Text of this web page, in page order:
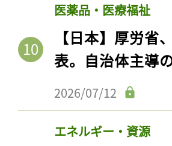
医薬品・医療福祉
【日本】厚労
表。自治体主導
2026/07/12
エネルギー・資源